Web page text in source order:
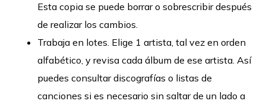
Esta copia se puede borrar o sobrescribir después
de realizar los cambios.
Trabaja en lotes. Elige 1 artista, tal vez en orden
alfabético, y revisa cada álbum de ese artista. Así
puedes consultar discografías o listas de
canciones si es necesario sin saltar de un lado a